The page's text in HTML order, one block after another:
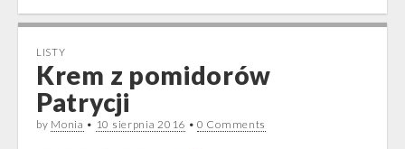
LISTY
Krem z pomidorów
Patrycji
by Monia • 10 sierpnia 2016 •0 Comments